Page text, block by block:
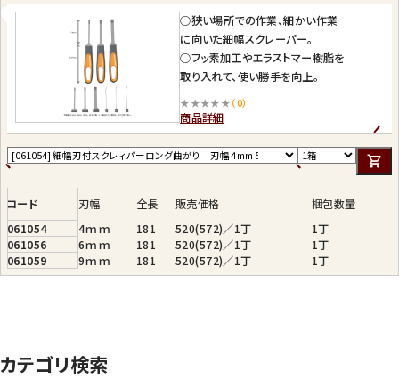
○狭い場所での作業、細かい作業
に向いた細幅スクレーパー。
○フッ素加工やエラストマー樹脂を
取り入れて、使い勝手を向上。
★★★★★ （0）
商品詳細
コード 刃幅 全長 販売価格
梱包数量
061054
4ｍｍ 181 520(572)／1丁
1丁
061056
6ｍｍ 181 520(572)／1丁
1丁
061059
9ｍｍ 181 520(572)／1丁 1丁
カテゴリ検索